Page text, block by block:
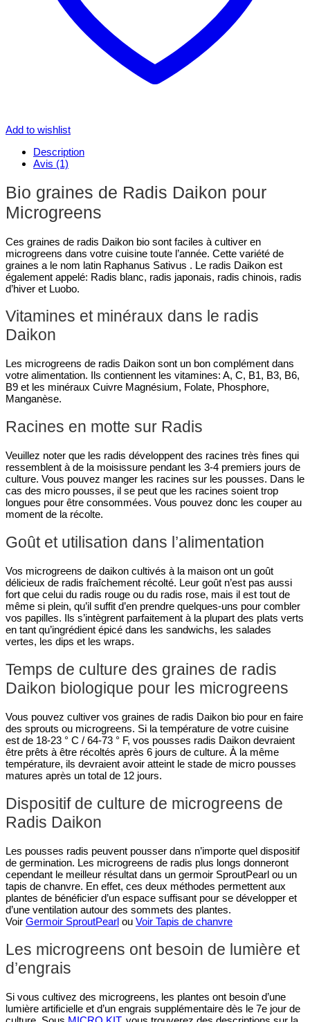
Add to wishlist
Description
Avis (1)
Bio graines de Radis Daikon pour
Microgreens
Ces graines de radis Daikon bio sont faciles à cultiver en
microgreens dans votre cuisine toute l’année. Cette variété de
graines a le nom latin Raphanus Sativus . Le radis Daikon est
également appelé: Radis blanc, radis japonais, radis chinois, radis
d’hiver et Luobo.
Vitamines et minéraux dans le radis
Daikon
Les microgreens de radis Daikon sont un bon complément dans
votre alimentation. Ils contiennent les vitamines: A, C, B1, B3, B6,
B9 et les minéraux Cuivre Magnésium, Folate, Phosphore,
Manganèse.
Racines en motte sur Radis
Veuillez noter que les radis développent des racines très fines qui
ressemblent à de la moisissure pendant les 3-4 premiers jours de
culture. Vous pouvez manger les racines sur les pousses. Dans le
cas des micro pousses, il se peut que les racines soient trop
longues pour être consommées. Vous pouvez donc les couper au
moment de la récolte.
Goût et utilisation dans l’alimentation
Vos microgreens de daikon cultivés à la maison ont un goût
délicieux de radis fraîchement récolté. Leur goût n’est pas aussi
fort que celui du radis rouge ou du radis rose, mais il est tout de
même si plein, qu’il suffit d’en prendre quelques-uns pour combler
vos papilles. Ils s’intègrent parfaitement à la plupart des plats verts
en tant qu’ingrédient épicé dans les sandwichs, les salades
vertes, les dips et les wraps.
Temps de culture des graines de radis
Daikon biologique pour les microgreens
Vous pouvez cultiver vos graines de radis Daikon bio pour en faire
des sprouts ou microgreens. Si la température de votre cuisine
est de 18-23 ° C / 64-73 ° F, vos pousses radis Daikon devraient
être prêts à être récoltés après 6 jours de culture. À la même
température, ils devraient avoir atteint le stade de micro pousses
matures après un total de 12 jours.
Dispositif de culture de microgreens de
Radis Daikon
Les pousses radis peuvent pousser dans n’importe quel dispositif
de germination. Les microgreens de radis plus longs donneront
cependant le meilleur résultat dans un germoir SproutPearl ou un
tapis de chanvre. En effet, ces deux méthodes permettent aux
plantes de bénéficier d’un espace suffisant pour se développer et
d’une ventilation autour des sommets des plantes.
Voir Germoir SproutPearl ou Voir Tapis de chanvre
Les microgreens ont besoin de lumière et
d’engrais
Si vous cultivez des microgreens, les plantes ont besoin d’une
lumière artificielle et d’un engrais supplémentaire dès le 7e jour de